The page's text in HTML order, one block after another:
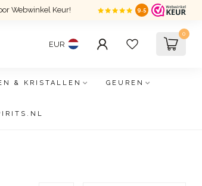
Webwinkel Keur! 9.5
EUR
0
& KRISTALLEN GEUREN